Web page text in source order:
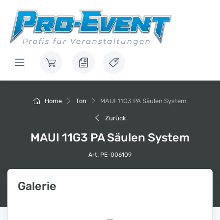
Home Ton MAUI 11G3 PA Säulen System
Zurück
MAUI 11G3 PA Säulen System
Art. PE-006109
Galerie